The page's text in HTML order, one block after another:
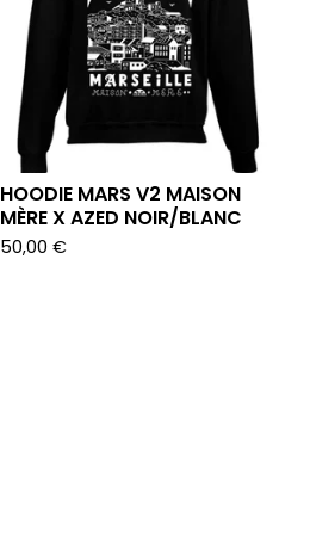
HOODIE MARS V2 MAISON
MÈRE X AZED NOIR/BLANC
50,00 €